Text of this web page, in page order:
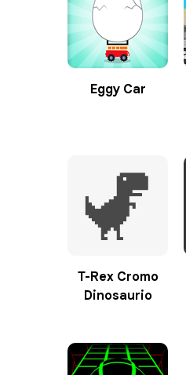
Eggy Car
T-Rex Cromo
Dinosaurio